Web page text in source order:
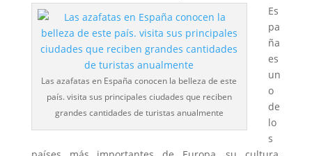
Las azafatas en España conocen la belleza de este
país. visita sus principales ciudades que reciben
grandes cantidades de turistas anualmente
Es
pa
ña
es
un
o
de
lo
s